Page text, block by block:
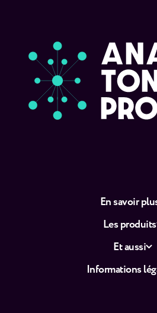
En savoir
Les produits
Et aussi
Informations